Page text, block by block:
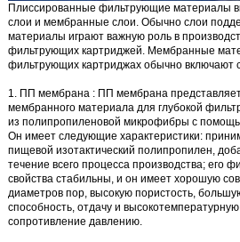
Плиссированные фильтрующие материалы
слои и мембранные слои. Обычно слои
материалы играют важную роль в
фильтрующих картриджей. Мембранные
фильтрующих картриджахобычно включают
1. ПП мембрана : ПП мембрана
мембранного материала для глубокой
из полипропиленовой микрофибры с
Он имеет следующие характеристики:
пищевой изотактический полипропилен,
течение всего процесса производства; его
свойства стабильны, и он имеет хорошую
диаметров пор, высокую пористость,
способность, отдачу и
сопротивление давлению.